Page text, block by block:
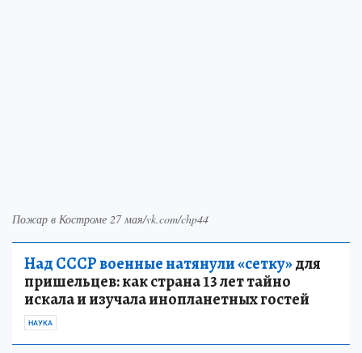
Пожар в Костроме 27 мая/vk.com/chp44
Над СССР военные натянули «сетку»для
пришельцев: как страна 13 лет тайно
искала и изучала инопланетных гостей
НАУКА